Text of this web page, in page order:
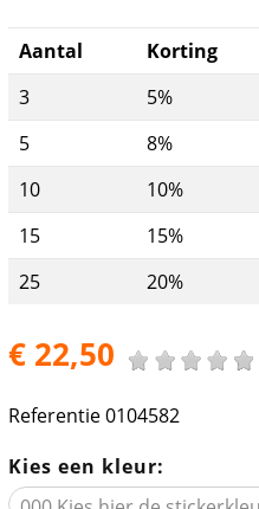
Aantal Korting
3
5%
5
8%
10
10%
15
15%
25
20%
€ 22,50
Referentie0104582
Kies een kleur: